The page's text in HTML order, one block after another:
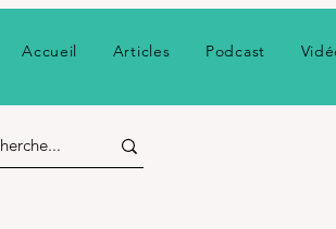
Accueil Articles Podcast